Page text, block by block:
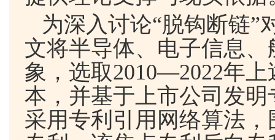
为深入讨论“脱钩断链”
文将半导体、电子信息
象，选取2010—2022年上
本，并基于上市公司发
采用专利引用网络算法